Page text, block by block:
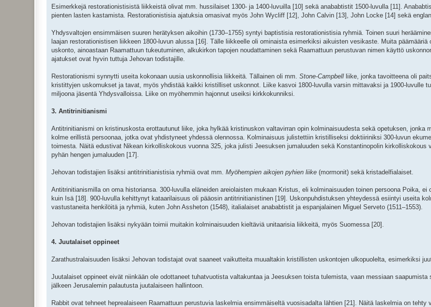
Esimerkkejä restorationistisistä liikkeistä olivat mm. hussilaiset 1300- ja 1400-luvuilla [10] sekä anababtistit 1500-luvulla [11].
pienten lasten kastamista. Restorationistisia ajatuksia omasivat myös John Wycliff [12], John Calvin [13], John Locke [14] sekä
Yhdysvaltojen ensimmäisen suuren herätyksen aikoihin (1730–1755) syntyi baptistisia restorationistisia ryhmiä. Toinen suuri
laajan restorationistisen liikkeen 1800-luvun alussa [16]. Tälle liikkeelle oli ominaista esimerkiksi aikuisten vesikaste. Muita päämääriä
uskonto, ainoastaan Raamattuun tukeutuminen, alkukirkon tapojen noudattaminen sekä Raamattuun perustuvan nimen käyttö
ajatukset ovat hyvin tuttuja Jehovan todistajille.
Restorationismi synnytti useita kokonaan uusia uskonnollisia liikkeitä. Tällainen oli mm. Stone-Campbell liike, jonka tavoitteena oli
kristittyjen uskomukset ja tavat, myös yhdistää kaikki kristilliset uskonnot. Liike kasvoi 1800-luvulla varsin mittavaksi ja 1900-luvulle
miljoona jäsentä Yhdysvalloissa. Liike on myöhemmin hajonnut useiksi kirkkokunniksi.
3. Antitrinitianismi
Antitrinitianismi on kristinuskosta erottautunut liike, joka hylkää kristinuskon valtavirran opin kolminaisuudesta sekä opetuksen, jonka
kolme erillistä persoonaa, jotka ovat yhdistyneet yhdessä olennossa. Kolminaisuus julistettiin kristilliseksi doktiiriniksi 300-luvun
toimesta. Näitä edustivat Nikean kirkolliskokous vuonna 325, joka julisti Jeesuksen jumaluuden sekä Konstantinopolin kirkolliskokous
pyhän hengen jumaluuden [17].
Jehovan todistajien lisäksi antitrinitianistisia ryhmiä ovat mm. Myöhempien aikojen pyhien liike (mormonit) sekä kristadelfialaiset.
Antitrinitianismilla on oma historiansa. 300-luvulla eläneiden areiolaisten mukaan Kristus, eli kolminaisuuden toinen persoona Poika, ei
kuin Isä [18]. 900-luvulla kehittynyt kataarilaisuus oli pääosin antitrinitianistinen [19]. Uskonpuhdistuksen yhteydessä esiintyi useita
vastustaneita henkilöitä ja ryhmiä, kuten John Assheton (1548), italialaiset anababtistit ja espanjalainen Miguel Serveto (1511–1553).
Jehovan todistajien lisäksi nykyään toimii muitakin kolminaisuuden kieltäviä unitaarisia liikkeitä, myös Suomessa [20].
4. Juutalaiset oppineet
Zarathustralaisuuden lisäksi Jehovan todistajat ovat saaneet vaikutteita muualtakin kristillisten uskontojen ulkopuolelta, esimerkiksi
Juutalaiset oppineet eivät niinkään ole odottaneet tuhatvuotista valtakuntaa ja Jeesuksen toista tulemista, vaan messiaan saapumista
jälkeen Jerusalemin palautusta juutalaiseen hallintoon.
Rabbit ovat tehneet heprealaiseen Raamattuun perustuvia laskelmia ensimmäiseltä vuosisadalta lähtien [21]. Näitä laskelmia on tehty